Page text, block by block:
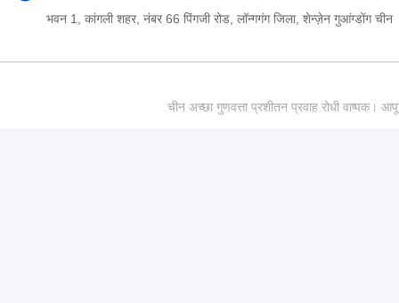
भवन 1, कांगली शहर, नंबर 66 पिंगजी रोड, लॉन्गगंग जिला, शेन्ज़ेन गुआंग्डोंग चीन
चीन अच्छा गुणवत्ता प्रशीतन प्रवाह रोधी